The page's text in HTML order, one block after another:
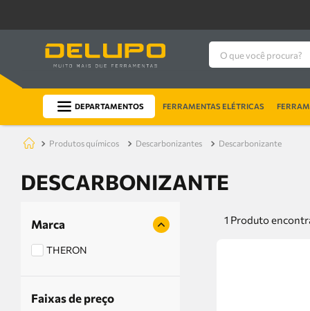
O que você procura?
DEPARTAMENTOS FERRAMENTAS ELÉTRICAS
produtos químicos descarbonizantes descarbonizante
DESCARBONIZANTE
Marca
THERON
Faixas de preço
1 Produto